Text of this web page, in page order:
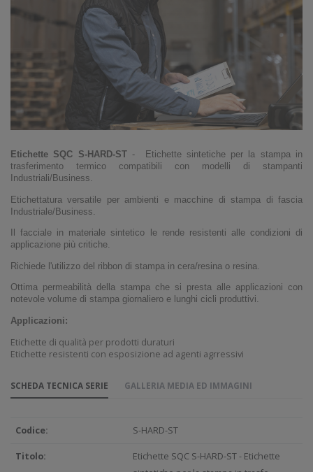
Etichette SQC S-HARD-ST - Etichette sintetiche per la stampa in
trasferimento termico compatibili con modelli di stampanti
Industriali/Business.
Etichettatura versatile per ambienti e macchine di stampa di fascia
Industriale/Business.
Il facciale in materiale sintetico le rende resistenti alle condizioni di
applicazione più critiche.
Richiede l'utilizzo del ribbon di stampa in cera/resina o resina.
Ottima permeabilità della stampa che si presta alle applicazioni con
notevole volume di stampa giornaliero e lunghi cicli produttivi.
Applicazioni:
Etichette di qualità per prodotti duraturi
Etichette resistenti con esposizione ad agenti agrressivi
SCHEDA TECNICA SERIE GALLERIA MEDIA ED IMMAGINI
Codice: S-HARD-ST
Titolo:
Etichette SQC S-HARD-ST - Etichette